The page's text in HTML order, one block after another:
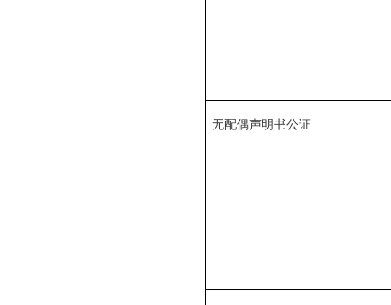
无配偶声明书公证